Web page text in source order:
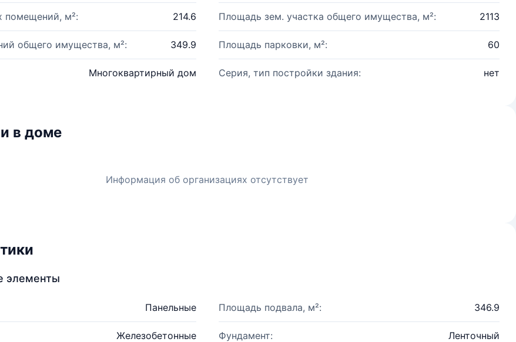
помещений, м²: 214.6 Площадь зем. участка общего имущества, м²: 2113
общего имущества, м²: 349.9 Площадь парковки, м²: 60
Многоквартирный дом Серия, тип постройки здания: нет
в доме
Информация об организациях отсутствует
элементы
Панельные Площадь подвала, м²: 346.9
Железобетонные Фундамент: Ленточный